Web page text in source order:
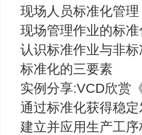
现场人员标准化管理
现场管理作业的标准
认识标准作业与非标
标准化的三要素
实例分享:VCD欣赏
通过标准化获得稳定
建立并应用生产工